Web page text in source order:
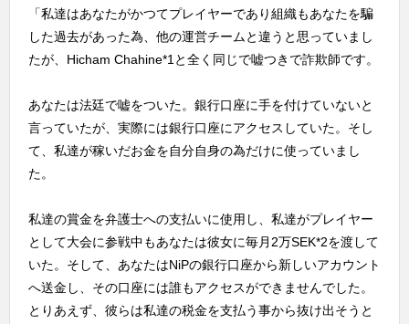
「私達はあなたがかつてプレイヤーであり組織もあなたを騙
した過去があった為、他の運営チームと違うと思っていまし
たが、Hicham Chahine*1と全く同じで嘘つきで詐欺師です。
あなたは法廷で嘘をついた。銀行口座に手を付けていないと
言っていたが、実際には銀行口座にアクセスしていた。そし
て、私達が稼いだお金を自分自身の為だけに使っていまし
た。
私達の賞金を弁護士への支払いに使用し、私達がプレイヤー
として大会に参戦中もあなたは彼女に毎月2万SEK*2を渡して
いた。そして、あなたはNiPの銀行口座から新しいアカウント
へ送金し、その口座には誰もアクセスができませんでした。
とりあえず、彼らは私達の税金を支払う事から抜け出そうと